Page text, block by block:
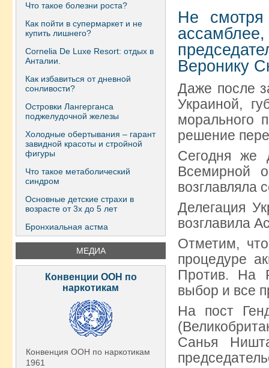
Что такое болезни роста?
Как пойти в супермаркет и не
купить лишнего?
Сornelia De Luxe Resort: отдых в
Анталии.
Как избавиться от дневной
сонливости?
Островки Лангерганса
поджелудочной железы
Холодные обертывания – гарант
завидной красоты и стройной
фигуры
Что такое метаболический
синдром
Основные детские страхи в
возрасте от 3х до 5 лет
Бронхиальная астма
МЕДИА
Конвенции ООН по
наркотикам
Конвенция ООН по наркотикам
1961
Не смотря
Веронику
Даже после
Украиной,
морального
решение
Сегодня же
Всемирной
возглавляла
Делегация
возглавила
Отметим,
процедуре
Против. На
выбор и все
На пост
Санья